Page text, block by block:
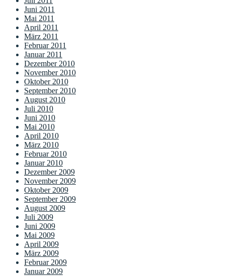
Juni 2011
Mai 2011
April 2011
März 2011
Februar 2011
Januar 2011
Dezember 2010
November 2010
Oktober 2010
September 2010
August 2010
Juli 2010
Juni 2010
Mai 2010
April 2010
März 2010
Februar 2010
Januar 2010
Dezember 2009
November 2009
Oktober 2009
September 2009
August 2009
Juli 2009
Juni 2009
Mai 2009
April 2009
März 2009
Februar 2009
Januar 2009